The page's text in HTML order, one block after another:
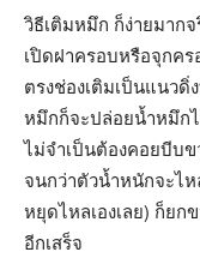
วิธีเติมหมึก ก็ง่ายมาก
เปิดฝาครอบหรือจุกค
ตรงช่องเติมเป็นแนว
หมึกก็จะปล่อยน้ำหมึกไ
ไม่จำเป็นต้องคอยบีบ
จนกว่าตัวน้ำหนักจะไ
หยุดไหลเองเลย) ก็ยก
อีกเสร็จ